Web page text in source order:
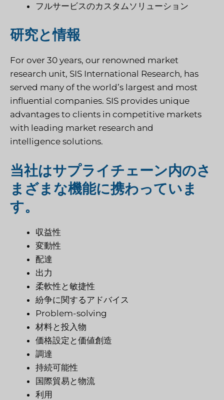
フルサービスのカスタムソリューション
研究と情報
For over 30 years, our renowned market
research unit, SIS International Research, has
served many of the world’s largest and most
influential companies. SIS provides unique
advantages to clients in competitive markets
with leading market research and
intelligence solutions.
当社はサプライチェーン内のさ
まざまな機能に携わっていま
す。
収益性
変動性
配達
出力
柔軟性と敏捷性
紛争に関するアドバイス
Problem-solving
材料と投入物
価格設定と価値創造
調達
持続可能性
国際貿易と物流
利用